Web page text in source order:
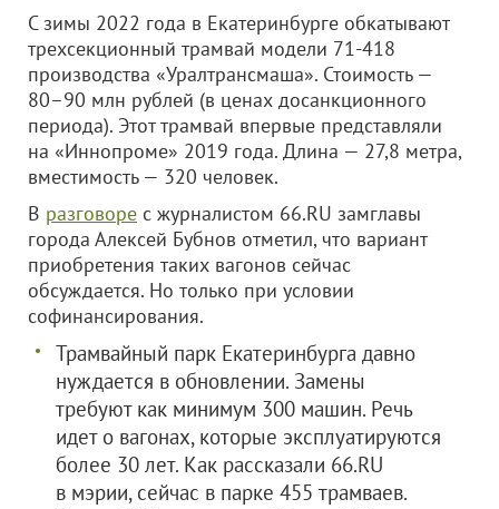
С зимы 2022 года в Екатеринбурге обкатывают
трехсекционный трамвай модели 71-418
производства «Уралтрансмаша». Стоимость —
80–90 млн рублей (в ценах досанкционного
периода). Этот трамвай впервые представляли
на «Иннопроме» 2019 года. Длина — 27,8 метра,
вместимость — 320 человек.
В разговоре с журналистом 66.RU замглавы
города Алексей Бубнов отметил, что вариант
приобретения таких вагонов сейчас
обсуждается. Но только при условии
софинансирования.
Трамвайный парк Екатеринбурга давно
нуждается в обновлении. Замены
требуют как минимум 300 машин. Речь
идет о вагонах, которые эксплуатируются
более 30 лет. Как рассказали 66.RU
в мэрии, сейчас в парке 455 трамваев.